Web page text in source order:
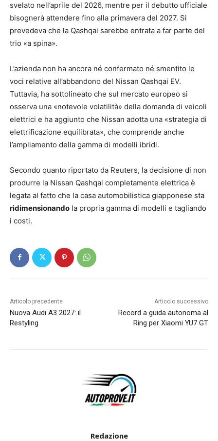
svelato nell’aprile del 2026, mentre per il debutto ufficiale
bisognerà attendere fino alla primavera del 2027. Si
prevedeva che la Qashqai sarebbe entrata a far parte del
trio «a spina».
L’azienda non ha ancora né confermato né smentito le
voci relative all’abbandono del Nissan Qashqai EV.
Tuttavia, ha sottolineato che sul mercato europeo si
osserva una «notevole volatilità» della domanda di veicoli
elettrici e ha aggiunto che Nissan adotta una «strategia di
elettrificazione equilibrata», che comprende anche
l’ampliamento della gamma di modelli ibridi.
Secondo quanto riportato da Reuters, la decisione di non
produrre la Nissan Qashqai completamente elettrica è
legata al fatto che la casa automobilistica giapponese sta
ridimensionando la propria gamma di modelli e tagliando
i costi.
Articolo precedente
Nuova Audi A3 2027: il
Restyling
Articolo successivo
Record a guida autonoma al
Ring per Xiaomi YU7 GT
Redazione